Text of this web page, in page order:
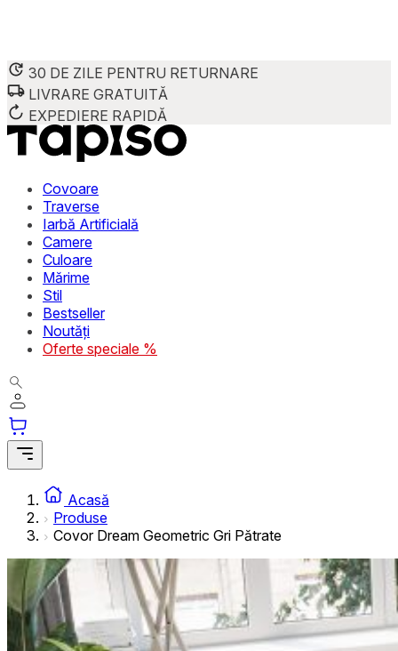
30 DE ZILE PENTRU RETURNARE
LIVRARE GRATUITĂ
EXPEDIERE RAPIDĂ
Covoare
Traverse
Iarbă Artificială
Camere
Culoare
Mărime
Stil
Bestseller
Noutăți
Oferte speciale %
Acasă
Produse
Covor Dream Geometric Gri Pătrate
Folosim cookie-uri pentru a personaliza conținutul și
Împărtășim informații despre modul în care utilizezi
combina aceste informații cu alte date primite de la tine
stochează date care permit identificarea persoanei.
preferată sau regiunea în care se află utilizatorul.
Statistică
interesante pentru utilizatori și, astfel, mai valoroase
Cookie-urile neclasificate
Cookie-urile neclasificate sunt cookie-uri aflate în